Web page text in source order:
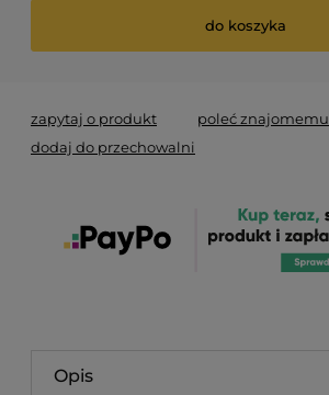
do koszyka
zapytaj o produkt poleć znajomemu
dodaj do przechowalni
Opis